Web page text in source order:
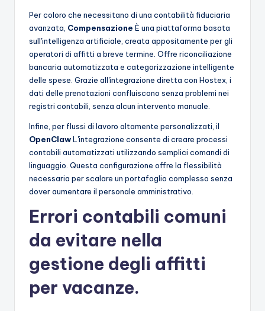
Per coloro che necessitano di una contabilità fiduciaria
avanzata, Compensazione È una piattaforma basata
sull'intelligenza artificiale, creata appositamente per gli
operatori di affitti a breve termine. Offre riconciliazione
bancaria automatizzata e categorizzazione intelligente
delle spese. Grazie all'integrazione diretta con Hostex, i
dati delle prenotazioni confluiscono senza problemi nei
registri contabili, senza alcun intervento manuale.
Infine, per flussi di lavoro altamente personalizzati, il
OpenClawL'integrazione consente di creare processi
contabili automatizzati utilizzando semplici comandi di
linguaggio. Questa configurazione offre la flessibilità
necessaria per scalare un portafoglio complesso senza
dover aumentare il personale amministrativo.
Errori contabili comuni
da evitare nella
gestione degli affitti
per vacanze.